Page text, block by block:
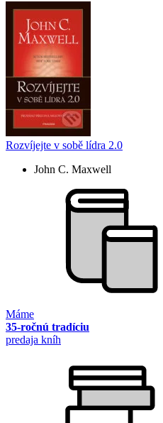
Rozvíjejte v sobě lídra 2.0
John C. Maxwell
Máme
35-ročnú tradíciu
predaja kníh